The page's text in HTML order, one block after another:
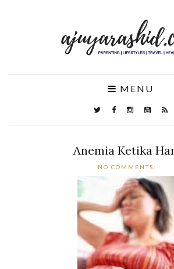
MENU
Anemia Ketika
NO COMMENTS: